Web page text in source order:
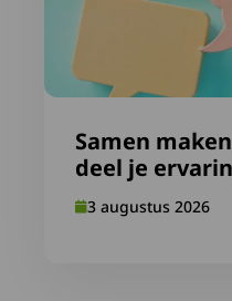
Samen
deel je
3 augustus 2026